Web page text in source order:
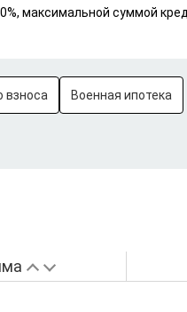
максимальной суммой
взноса Военная ипотека